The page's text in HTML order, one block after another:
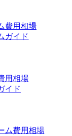
費用相場
ガイド
用相場
イド
ム費用相場